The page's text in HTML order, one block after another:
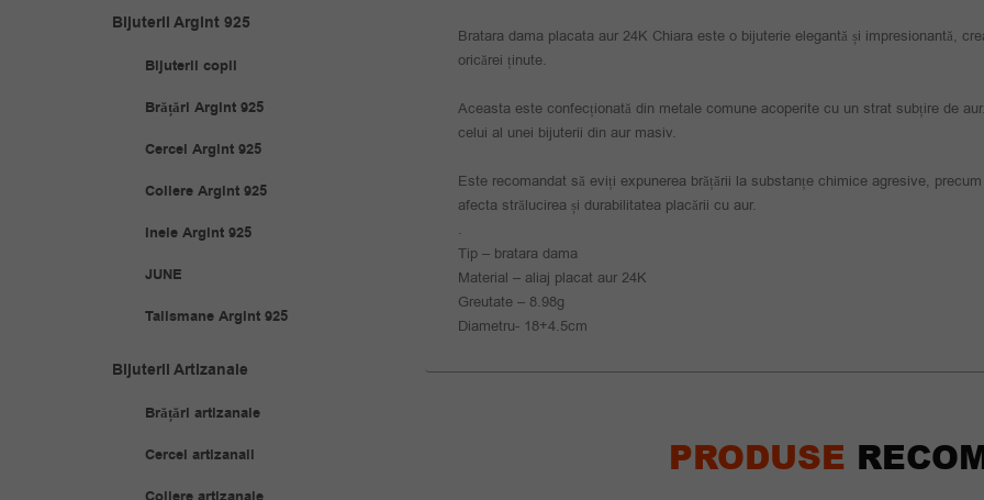
Bratara dama placata aur 24K Chiara este o bijuterie elegantă și impresionantă,
oricărei ținute.
Aceasta este confecționată din metale comune acoperite cu un strat subțire de
celui al unei bijuterii din aur masiv.
Este recomandat să eviți expunerea brățării la substanțe chimice agresive,
afecta strălucirea și durabilitatea placării cu aur.
.
Tip – bratara dama
Material – aliaj placat aur 24K
Greutate – 8.98g
Diametru- 18+4.5cm
PRODUSE
Bijuterii Argint 925
Bijuterii copii
Brățări Argint 925
Cercei Argint 925
Coliere Argint 925
Inele Argint 925
JUNE
Talismane Argint 925
Bijuterii Artizanale
Brățări artizanale
Cercei artizanali